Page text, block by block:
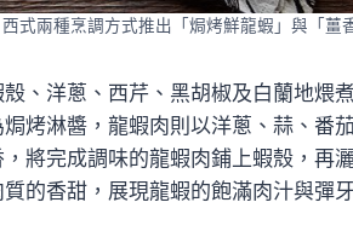
式兩種烹調方式推出「焗烤鮮龍蝦」與「薑
、洋蔥、西芹、黑胡椒及白蘭地煨
烤淋醬，龍蝦肉則以洋蔥、蒜、番
將完成調味的龍蝦肉鋪上蝦殼，再
的香甜，展現龍蝦的飽滿肉汁與彈